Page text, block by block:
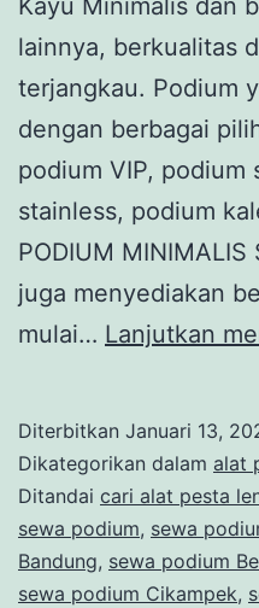
Kayu Minimalis dan
lainnya, berkualitas
terjangkau. Podium
dengan berbagai
podium VIP, podium
stainless, podium
PODIUM
juga menyediakan
mulai… Lanjutkan
Diterbitkan Januari 13,
Dikategorikan dalam alat
Ditandai cari alat pesta
sewa podium, sewa
Bandung, sewa podium
sewa podium Cikampek,